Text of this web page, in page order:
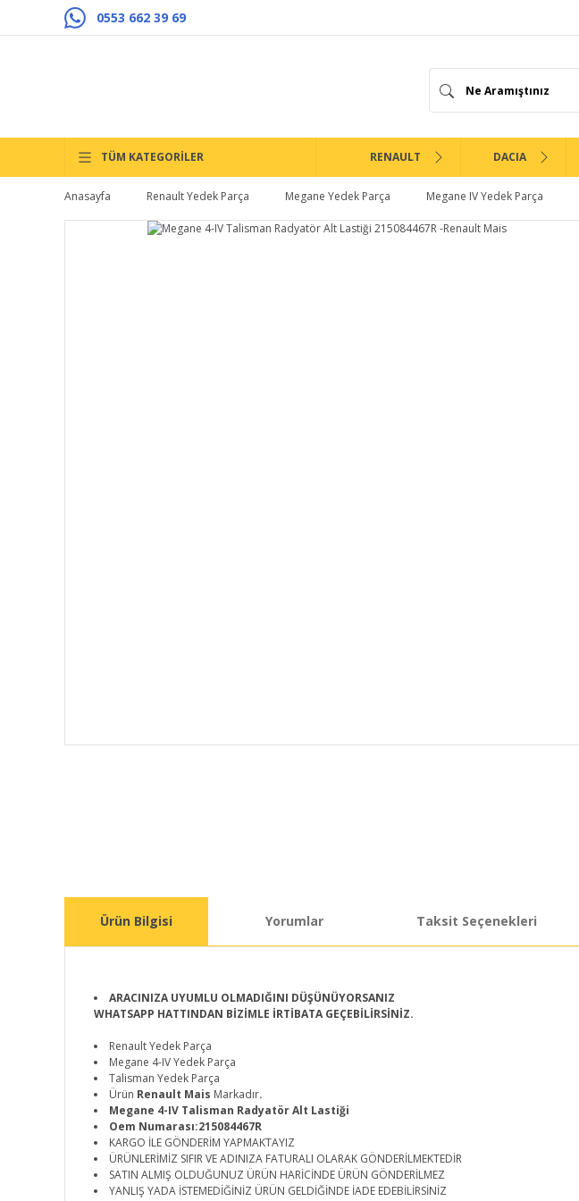
0553 662 39 69
TÜM KATEGORİLER RENAULT DACIA
Anasayfa Renault Yedek Parça Megane Yedek Parça Megane IV Yedek Parça
Ürün Bilgisi Yorumlar Taksit Seçenekleri
ARACINIZA UYUMLU OLMADIĞINI DÜŞÜNÜYORSANIZ
WHATSAPP HATTINDAN BİZİMLE İRTİBATA GEÇEBİLİRSİNİZ.
Renault Yedek Parça
Megane 4-IV Yedek Parça
Talisman Yedek Parça
Ürün Renault Mais Markadır.
Megane 4-IV Talisman Radyatör Alt Lastiği
Oem Numarası:215084467R
KARGO İLE GÖNDERİM YAPMAKTAYIZ
ÜRÜNLERİMİZ SIFIR VE ADINIZA FATURALI OLARAK GÖNDERİLMEKTEDİR
SATIN ALMIŞ OLDUĞUNUZ ÜRÜN HARİCİNDE ÜRÜN GÖNDERİLMEZ
YANLIŞ YADA İSTEMEDİĞİNİZ ÜRÜN GELDİĞİNDE İADE EDEBİLİRSİNİZ